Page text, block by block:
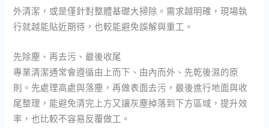
外清潔，或是僅針對整體基礎大掃除。需求越明確，現場執
行就越能貼近期待，也較能避免誤解與重工。
先除塵、再去污、最後收尾
專業清潔通常會遵循由上而下、由內而外、先乾後濕的原
則。先處理高處與落塵，再做表面去污，最後進行地面與收
尾整理，能避免清完上方又讓灰塵掉落到下方區域，提升效
率，也比較不容易反覆做工。